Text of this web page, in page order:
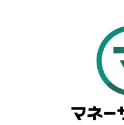
スライダーを上下する
動画が全画面で表示さ
のサイズに戻ります。